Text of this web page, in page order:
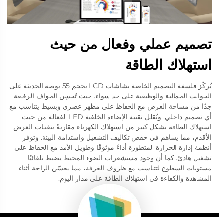
تصميم عملي وفعال من حيث
استهلاك الطاقة
يُركّز فلسفة التصميم الخاصة بشاشات LCD بحجم 55 بوصة الحديثة على
الجوانب الجمالية والوظيفية على حد سواء. حيث تُحسِن الحواف الرفيعة
جدًا من مساحة العرض مع الحفاظ على مظهر عصري وبسيط يتناسب مع
أي تصميم داخلي. وتُقلل تقنية الإضاءة الخلفية LED الفعالة من حيث
استهلاك الطاقة بشكل كبير من استهلاك الكهرباء مقارنةً بتقنيات العرض
الأقدم، مما يساهم في خفض تكاليف التشغيل واستدامة البيئة. وتوفر
أنظمة إدارة الحرارة المتطورة أداءً موثوقًا وطويل الأمد مع الحفاظ على
تشغيل هادئ. كما أن وجود مستشعرات الضوء المحيط يضبط تلقائيًا
مستويات السطوع لتتناسب مع ظروف الغرفة، مما يحسّن الراحة أثناء
المشاهدة والكفاءة في استهلاك الطاقة على مدار اليوم.